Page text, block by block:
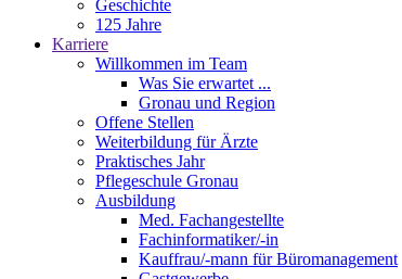
Geschichte
125 Jahre
Karriere
Willkommen im Team
Was Sie erwartet ...
Gronau und Region
Offene Stellen
Weiterbildung für Ärzte
Praktisches Jahr
Pflegeschule Gronau
Ausbildung
Med. Fachangestellte
Fachinformatiker/-in
Kauffrau/-mann für Büromanagement